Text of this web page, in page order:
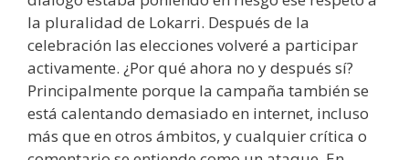
la pluralidad de Lokarri. Después de la
celebración las elecciones volveré a participar
activamente. ¿Por qué ahora no y después sí?
Principalmente porque la campaña también se
está calentando demasiado en internet, incluso
más que en otros ámbitos, y cualquier crítica o